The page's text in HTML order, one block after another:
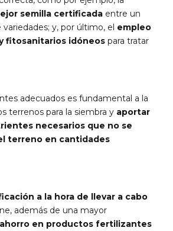
semilla certificada entre un
y, por último, el empleo
fitosanitarios idóneos para tratar
adecuados es fundamental a la
terrenos para la siembra y aportar
necesarios que no se
terreno en cantidades
a la hora de llevar a cabo
además de una mayor
ahorro en productos fertilizantes